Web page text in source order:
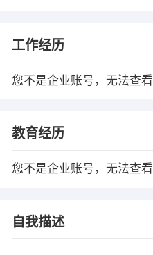
工作经历
您不是企业账号，无法查看
教育经历
您不是企业账号，无法查看
自我描述